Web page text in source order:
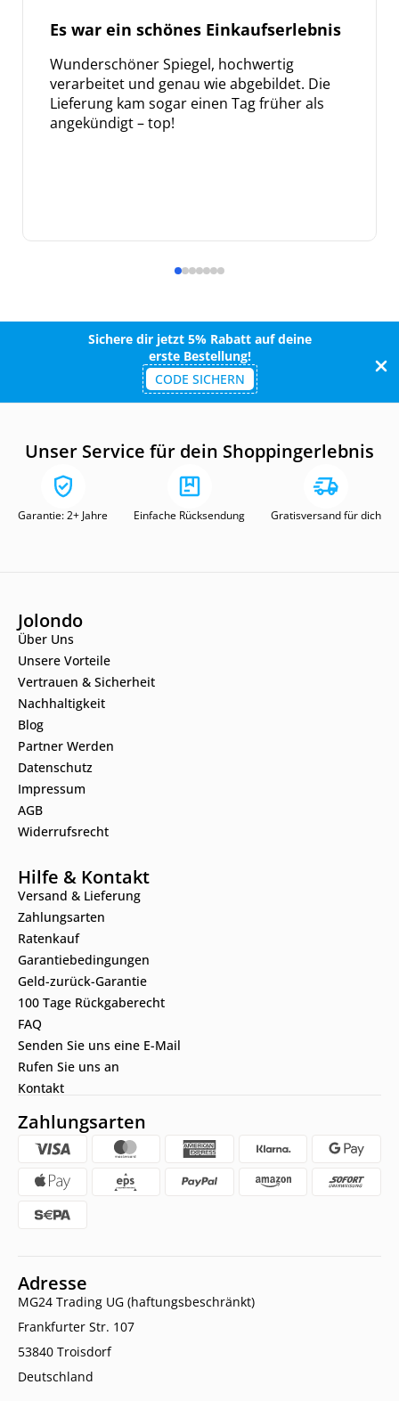
Es war ein schönes Einkaufserlebnis
Wunderschöner Spiegel, hochwertig
verarbeitet und genau wie abgebildet. Die
Lieferung kam sogar einen Tag früher als
angekündigt – top!
Sichere dir jetzt 5% Rabatt auf deine
erste Bestellung!
CODE SICHERN
Unser Service für dein Shoppingerlebnis
Garantie: 2+ Jahre Einfache Rücksendung Gratisversand für dich
Jolondo
Über Uns
Unsere Vorteile
Vertrauen & Sicherheit
Nachhaltigkeit
Blog
Partner Werden
Datenschutz
Impressum
AGB
Widerrufsrecht
Hilfe & Kontakt
Versand & Lieferung
Zahlungsarten
Ratenkauf
Garantiebedingungen
Geld-zurück-Garantie
100 Tage Rückgaberecht
FAQ
Senden Sie uns eine E-Mail
Rufen Sie uns an
Kontakt
Zahlungsarten
Adresse
MG24 Trading UG (haftungsbeschränkt)
Frankfurter Str. 107
53840 Troisdorf
Deutschland